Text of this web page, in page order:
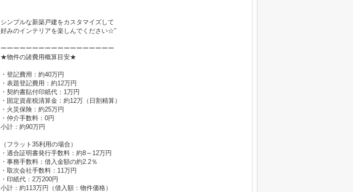
シンプルな新築戸建をカスタマイズして
好みのインテリアを楽しんでください☆”
ーーーーーーーーーーーーーーーーーー
★物件の諸費用概算目安★
・登記費用：約40万円
・表題登記費用：約12万円
・契約書貼付印紙代：1万円
・固定資産税清算金：約12万（日割精算）
・火災保険：約25万円
・仲介手数料：0円
小計：約90万円
（フラット35利用の場合）
・適合証明書発行手数料：約8～12万円
・事務手数料：借入金額の約2.2％
・取次会社手数料：11万円
・印紙代：2万200円
小計：約113万円（借入額：物件価格）